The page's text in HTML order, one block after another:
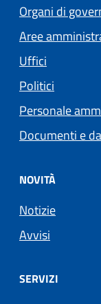
Organi di
Aree
Uffici
Politici
Personale
Documenti e
NOVITÀ
Notizie
Avvisi
SERVIZI